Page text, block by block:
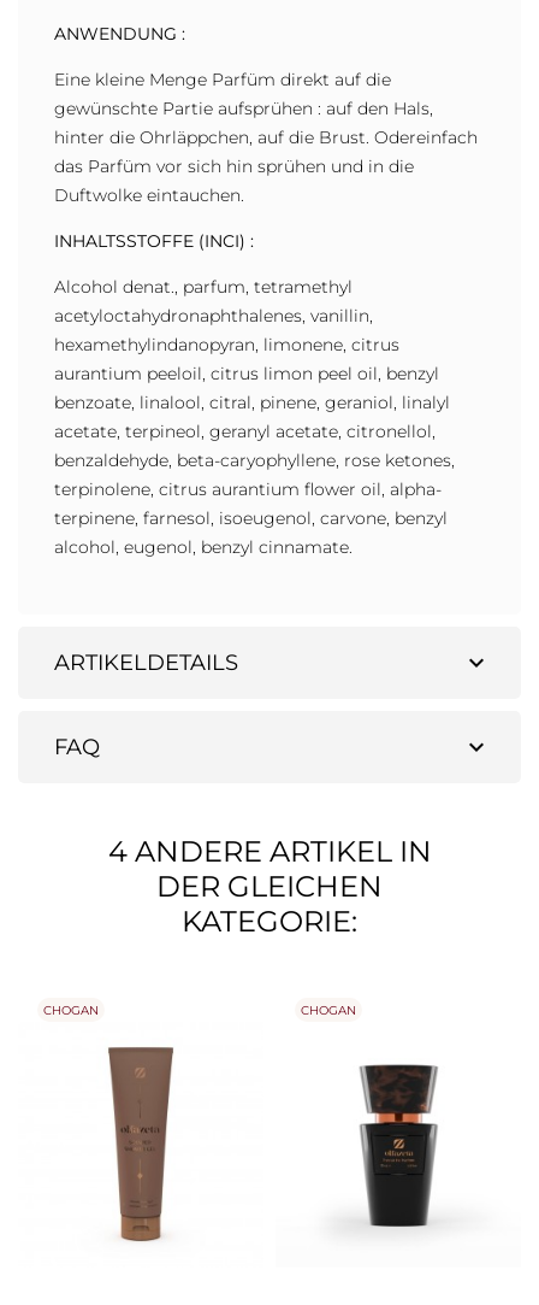
ANWENDUNG :
Eine kleine Menge Parfüm direkt auf die
gewünschte Partie aufsprühen : auf den Hals,
hinter die Ohrläppchen, auf die Brust. Odereinfach
das Parfüm vor sich hin sprühen und in die
Duftwolke eintauchen.
INHALTSSTOFFE (INCI) :
Alcohol denat., parfum, tetramethyl
acetyloctahydronaphthalenes, vanillin,
hexamethylindanopyran, limonene, citrus
aurantium peeloil, citrus limon peel oil, benzyl
benzoate, linalool, citral, pinene, geraniol, linalyl
acetate, terpineol, geranyl acetate, citronellol,
benzaldehyde, beta-caryophyllene, rose ketones,
terpinolene, citrus aurantium flower oil, alpha-
terpinene, farnesol, isoeugenol, carvone, benzyl
alcohol, eugenol, benzyl cinnamate.
expand_more
ARTIKELDETAILS
expand_more
FAQ
4 ANDERE ARTIKEL IN
DER GLEICHEN
KATEGORIE:
CHOGAN CHOGAN